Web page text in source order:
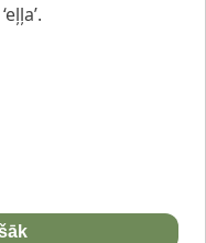
‘eļļa’.